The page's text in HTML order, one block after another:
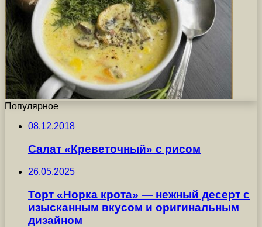
Популярное
08.12.2018
Салат «Креветочный» с рисом
26.05.2025
Торт «Норка крота» — нежный десерт с
изысканным вкусом и оригинальным
дизайном